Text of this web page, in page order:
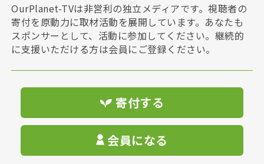
OurPlanet-TVは非営利の独立メディアです。視聴者の
寄付を原動力に取材活動を展開しています。あなたも
スポンサーとして、活動に参加してください。継続的
に支援いただける方は会員にご登録ください。
寄付する
会員になる